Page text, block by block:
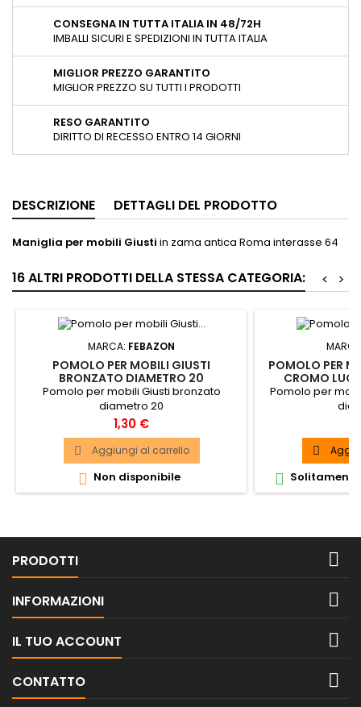
CONSEGNA IN TUTTA ITALIA IN 48/72H
IMBALLI SICURI E SPEDIZIONI IN TUTTA ITALIA
MIGLIOR PREZZO GARANTITO
MIGLIOR PREZZO SU TUTTI I PRODOTTI
RESO GARANTITO
DIRITTO DI RECESSO ENTRO 14 GIORNI
DESCRIZIONE DETTAGLI DEL PRODOTTO
Maniglia per mobili Giusti in zama antica Roma interasse 64
16 ALTRI PRODOTTI DELLA STESSA CATEGORIA: >
<
MARCA: FEBAZON
POMOLO PER MOBILI GIUSTI
BRONZATO DIAMETRO 20
Pomolo per mobili Giusti bronzato
diametro 20
Prezzo
1,30 €
 Aggiungi al carrello
 Non disponibile
POMOLO PER
CROMO
Pomolo per


PRODOTTI 
INFORMAZIONI 
IL TUO ACCOUNT 
CONTATTO 